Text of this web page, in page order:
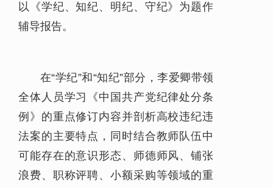
以《学纪、知纪、明纪、守纪》为题作
辅导报告。
在“学纪”和“知纪”部分，李爱卿带领
全体人员学习《中国共产党纪律处分条
例》的重点修订内容并剖析高校违纪违
法案的主要特点，同时结合教师队伍中
可能存在的意识形态、师德师风、铺张
浪费、职称评聘、小额采购等领域的重